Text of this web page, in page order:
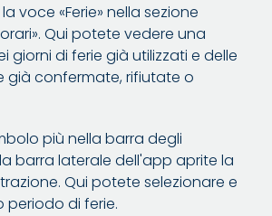
voce «Ferie» nella sezione
Qui potete vedere una
giorni di ferie già utilizzati e delle
già confermate, rifiutate o
più nella barra degli
barra laterale dell'app aprite la
Qui potete selezionare e
periodo di ferie.